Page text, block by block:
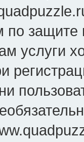
по
услуги